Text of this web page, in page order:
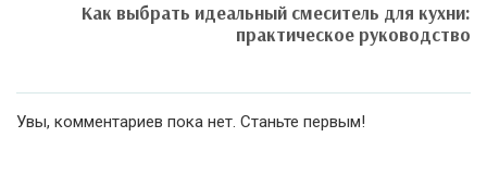
Как выбрать идеальный смеситель для кухни:
практическое руководство
Увы, комментариев пока нет. Станьте первым!